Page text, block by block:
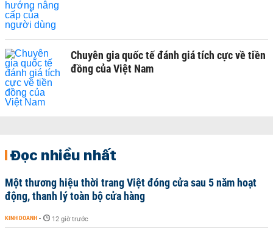
Chuyên gia quốc tế đánh giá tích cực về tiền
đồng của Việt Nam
Đọc nhiều nhất
Một thương hiệu thời trang Việt đóng cửa sau 5 năm hoạt
động, thanh lý toàn bộ cửa hàng
KINH DOANH - 12 giờ trước